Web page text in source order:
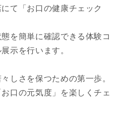
て「お口の健康チェック
を簡単に確認できる体験コ
示を行います。
しさを保つための第一歩。
口の元気度」を楽しくチェ